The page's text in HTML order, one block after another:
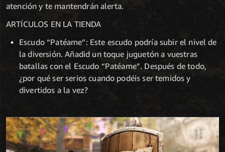
atención y te mantendrán alerta.
ARTÍCULOS EN LA TIENDA
Escudo “Patéame”: Este escudo podría subir el nivel de
la diversión. Añadid un toque juguetón a vuestras
batallas con el Escudo “Patéame”. Después de todo,
¿por qué ser serios cuando podéis ser temidos y
divertidos a la vez?